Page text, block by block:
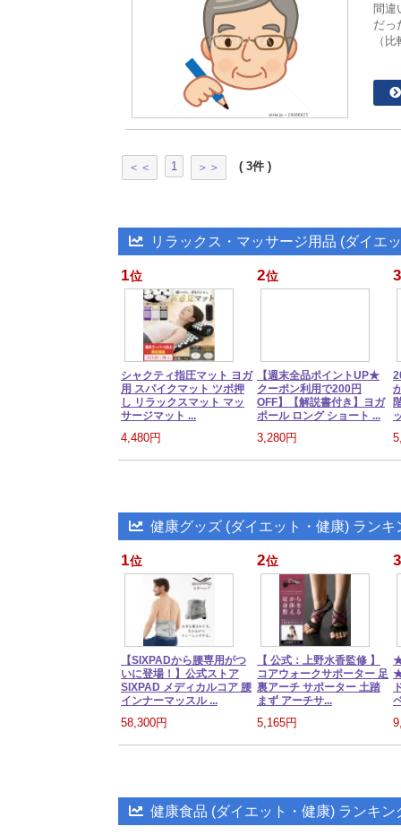
間違
だっ
（
＜＜ 1 ＞＞ ( 3件 )
リラックス・マッサージ用品 (ダイエ
1位
シャクティ指圧マット ヨガ
用 スパイクマット ツボ押
し リラックスマット マッ
サージマット ...
4,480円
2位
【週末全品ポイントUP★
クーポン利用で200円
OFF】【解説書付き】ヨガ
ポール ロング ショート ...
3,280円
3
健康グッズ (ダイエット・健康) ランキ
1位
【SIXPADから腰専用がつ
いに登場！】公式ストア
SIXPAD メディカルコア 腰
インナーマッスル ...
58,300円
2位
【 公式：上野水香監修 】
コアウォークサポーター 足
裏アーチ サポーター 土踏
まず アーチサ...
5,165円
3
★
★
健康食品 (ダイエット・健康) ランキン